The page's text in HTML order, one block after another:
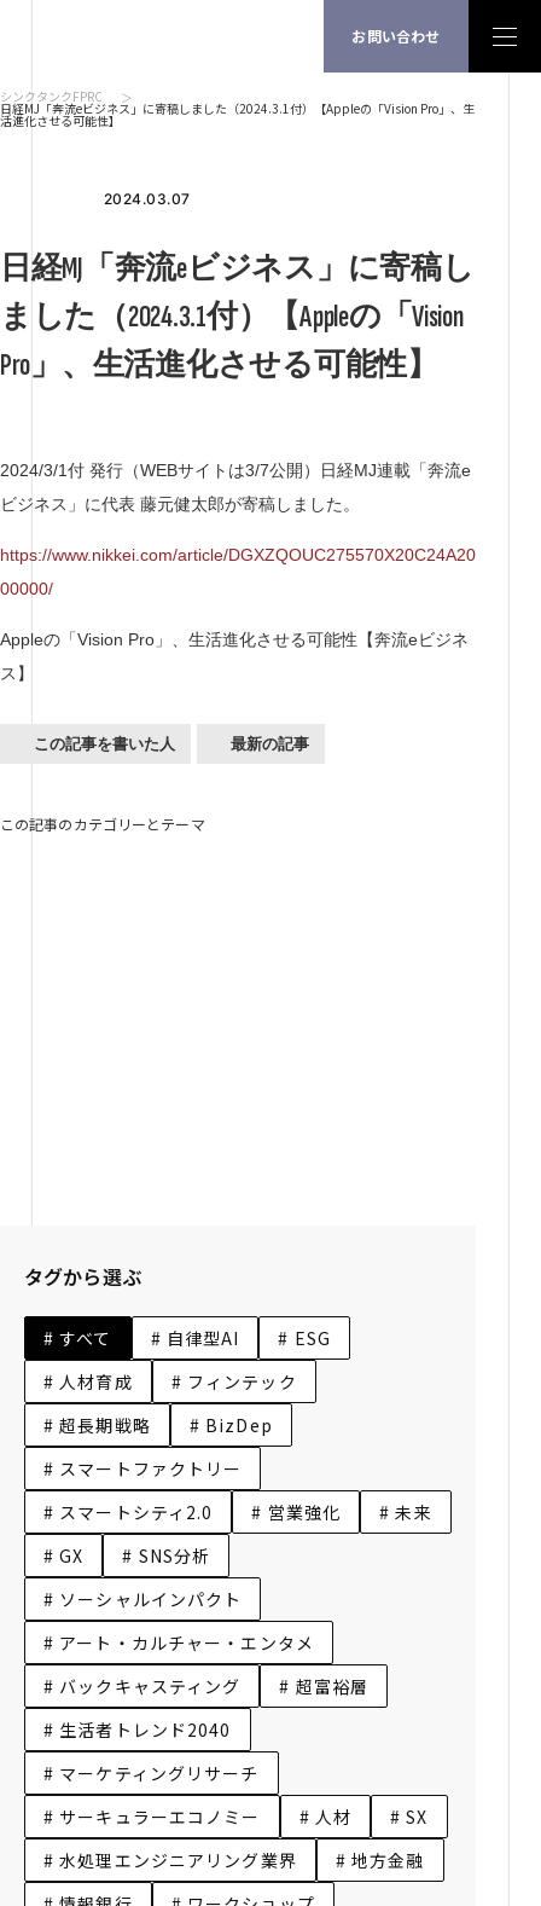
お問い合わせ
シンクタンクFPRC
日経MJ「奔流eビジネス」に寄稿しました（2024.3.1付）【Appleの「Vision Pro」、生
活進化させる可能性】
2024.03.07
日経MJ「奔流eビジネス」に寄稿し
ました（2024.3.1付）【Appleの「Vision
Pro」、生活進化させる可能性】
2024/3/1付 発行（WEBサイトは3/7公開）日経MJ連載「奔流e
ビジネス」に代表 藤元健太郎が寄稿しました。
https://www.nikkei.com/article/DGXZQOUC275570X20C24A20
00000/
Appleの「Vision Pro」、生活進化させる可能性【奔流eビジネ
ス】
この記事を書いた人 最新の記事
この記事のカテゴリーとテーマ
タグから選ぶ
# すべて # 自律型AI
# ESG
# 人材育成
# フィンテック
# 超長期戦略
# BizDep
# スマートファクトリー
# スマートシティ2.0
# 営業強化
# 未来
# GX
# SNS分析
# ソーシャルインパクト
# アート・カルチャー・エンタメ
# バックキャスティング
# 超富裕層
# 生活者トレンド2040
# マーケティングリサーチ
# サーキュラーエコノミー
# 人材
# SX
# 水処理エンジニアリング業界
# 地方金融